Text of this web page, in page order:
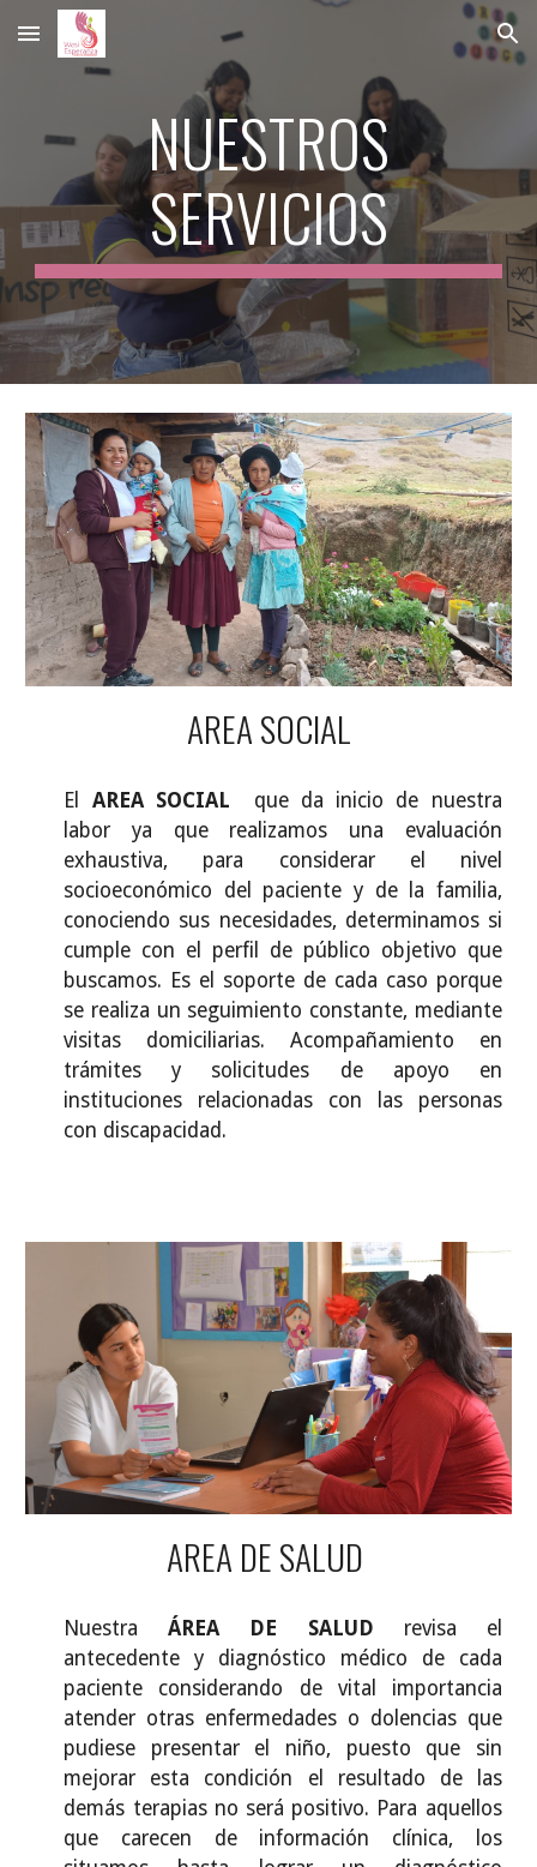
Skip to main content Skip to navigation
NUESTROS
SERVICIOS
AREA SOCIAL
El AREA SOCIAL
que da inicio de nuestra
labor ya que realizamos una evaluación
exhaustiva, para considerar el nivel
socioeconómico del paciente y de la familia,
conociendo sus necesidades, determinamos si
cumple con el perfil de público objetivo que
buscamos. Es el soporte de cada caso porque
se realiza un seguimiento constante, mediante
visitas domiciliarias. Acompañamiento en
trámites y solicitudes de apoyo en
instituciones relacionadas con las personas
con discapacidad.
AREA DE SALUD
NuestraÁREA DE SALUD revisa el
antecedente y diagnóstico médico de cada
paciente considerando de vital importancia
atender otras enfermedades o dolencias que
pudiese presentar el niño, puesto que sin
mejorar esta condición el resultado de las
demás terapias no será positivo. Para aquellos
que carecen de información clínica, los